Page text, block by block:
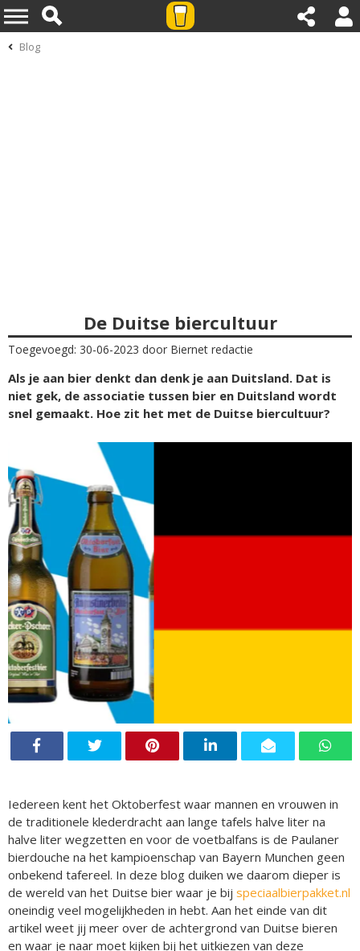
Blog
De Duitse biercultuur
Toegevoegd: 30-06-2023 door Biernet redactie
Als je aan bier denkt dan denk je aan Duitsland. Dat is
niet gek, de associatie tussen bier en Duitsland wordt
snel gemaakt. Hoe zit het met de Duitse biercultuur?
Iedereen kent het Oktoberfest waar mannen en vrouwen in
de traditionele klederdracht aan lange tafels halve liter na
halve liter wegzetten en voor de voetbalfans is de Paulaner
bierdouche na het kampioenschap van Bayern Munchen geen
onbekend tafereel. In deze blog duiken we daarom dieper is
de wereld van het Duitse bier waar je bij speciaalbierpakket.nl
oneindig veel mogelijkheden in hebt. Aan het einde van dit
artikel weet jij meer over de achtergrond van Duitse bieren
en waar je naar moet kijken bij het uitkiezen van deze